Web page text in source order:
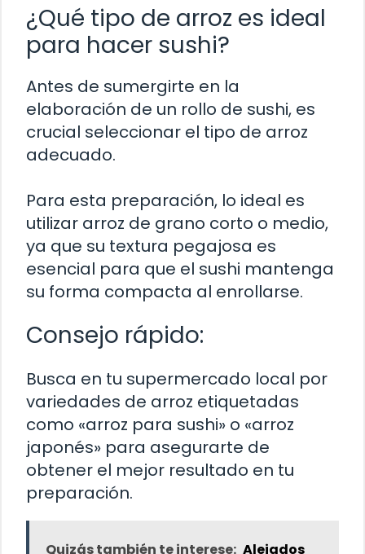
¿Qué tipo de arroz es ideal
para hacer sushi?
Antes de sumergirte en la
elaboración de un rollo de sushi, es
crucial seleccionar el tipo de arroz
adecuado.
Para esta preparación, lo ideal es
utilizar arroz de grano corto o medio,
ya que su textura pegajosa es
esencial para que el sushi mantenga
su forma compacta al enrollarse.
Consejo rápido:
Busca en tu supermercado local por
variedades de arroz etiquetadas
como «arroz para sushi» o «arroz
japonés» para asegurarte de
obtener el mejor resultado en tu
preparación.
Quizás también te interese: Alejados